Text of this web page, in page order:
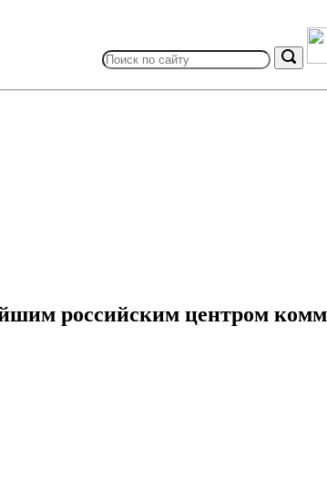
for:
Search
российским центром